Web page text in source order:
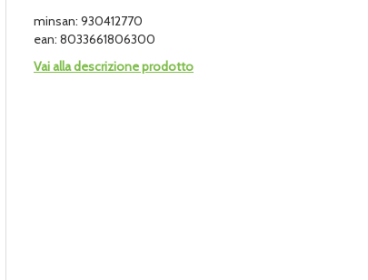
minsan: 930412770
ean: 8033661806300
Vai alla descrizione prodotto